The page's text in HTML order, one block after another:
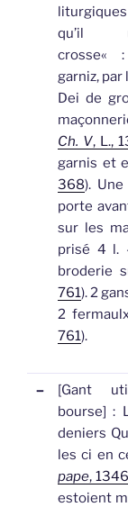
qu’il
crosse«
garniz, par
Dei de
Ch. V, L.,
garnis et
368).
porte
sur les
prisé 4 l.
broderie
761).2
2
761).
–
[Gant
bourse] :
deniers
les ci en
pape,
estoient